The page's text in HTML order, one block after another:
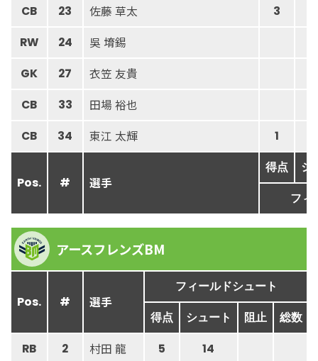
CB 23 佐藤 草太 3
RW 24 吳 堉錫
GK 27 衣笠 友貴
CB 33 田場 裕也
CB 34 東江 太輝 1
Pos. # 選手
得点 シ
フィ
アースフレンズBM
Pos. # 選手
フィールドシュート
得点 シュート 阻止 総数
RB 2 村田 龍 5 14